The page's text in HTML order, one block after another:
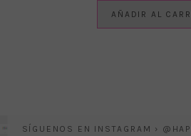
AÑADIR AL
SÍGUENOS EN INSTAGRAM ›